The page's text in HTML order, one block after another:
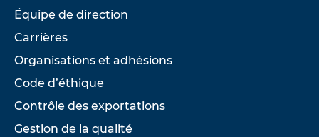
Équipe de direction
Carrières
Organisations et adhésions
Code d’éthique
Contrôle des exportations
Gestion de la qualité